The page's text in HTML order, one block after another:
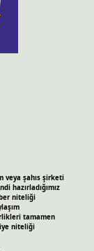
veya şahıs şirketi
hazırladığımız
niteliği
tamamen
niteliği